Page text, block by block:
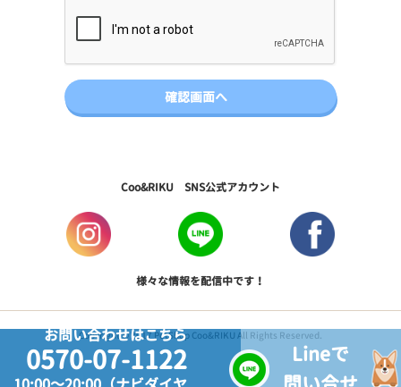
お問い合わせはこちら
0570-07-1122
Lineで
Coo&RIKU SNS公式アカウント
様々な情報を配信中です！
Copyright © 2017 PetShop Coo&RIKU All Rights Reserved.